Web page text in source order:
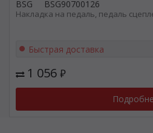
BSG BSG90700126
Накладка на педаль, педаль
Быстрая доставка
1 056 ₽